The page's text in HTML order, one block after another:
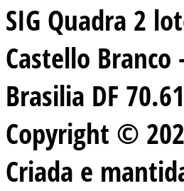
SIG Quadra 2
Castello Branco
Brasilia DF
Copyright ©
Criada e